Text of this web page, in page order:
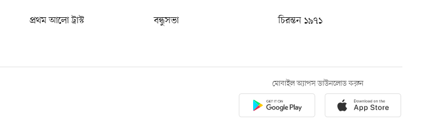
প্রথম আলো ট্রাস্ট বন্ধুসভা
চিরন্তন ১৯৭১
মোবাইল অ্যাপস ডাউনলোড করুন